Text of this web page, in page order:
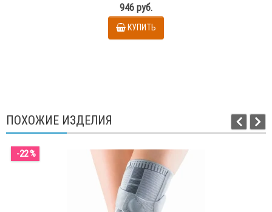
946 руб.
КУПИТЬ
ПОХОЖИЕ ИЗДЕЛИЯ
-22 %